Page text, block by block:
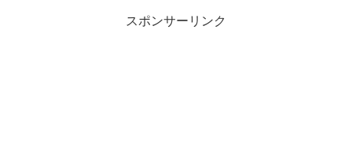
スポンサーリンク